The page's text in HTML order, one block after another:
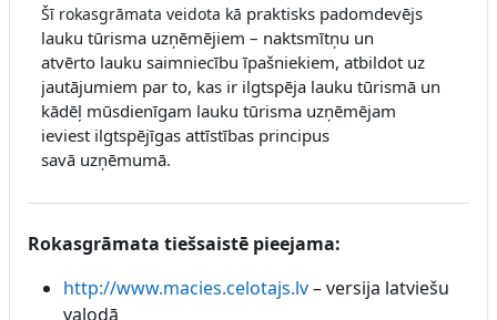
Šī rokasgrāmata veidota kā praktisks padomdevējs
lauku tūrisma uzņēmējiem – naktsmītņu un
atvērto lauku saimniecību īpašniekiem, atbildot uz
jautājumiem par to, kas ir ilgtspēja lauku tūrismā un
kādēļ mūsdienīgam lauku tūrisma uzņēmējam
ieviest ilgtspējīgas attīstības principus
savā uzņēmumā.
Rokasgrāmata tiešsaistē pieejama:
http://www.macies.celotajs.lv– versija latviešu
valodā